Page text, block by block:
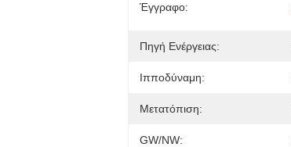
Έγγραφο:
Πηγή Ενέργειας:
Ιπποδύναμη:
Μετατόπιση:
GW/NW: